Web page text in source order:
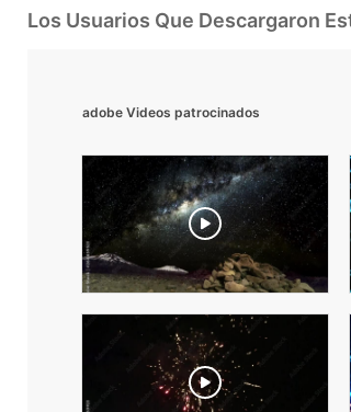
Los Usuarios Que Descargaron
adobe Videos patrocinados